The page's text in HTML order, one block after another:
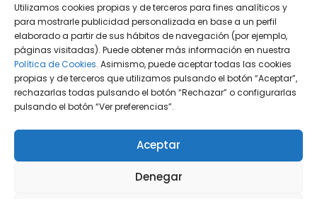
Utilizamos cookies propias y de terceros para fines analíticos y
para mostrarle publicidad personalizada en base a un perfil
elaborado a partir de sus hábitos de navegación (por ejemplo,
páginas visitadas). Puede obtener más información en nuestra
Política de Cookies. Asimismo, puede aceptar todas las cookies
propias y de terceros que utilizamos pulsando el botón “Aceptar”,
rechazarlas todas pulsando el botón “Rechazar” o configurarlas
pulsando el botón “Ver preferencias”.
Aceptar
Denegar
DiG ABOGADOS
DiG Abogados es un despacho de abogados
multidisciplinar especializado en las materias de
fiscalidad y mercantil. Llevamos más de 50 años al